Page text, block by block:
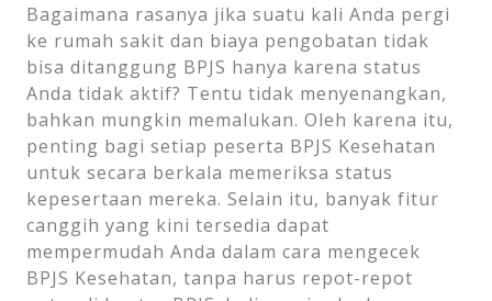
Bagaimana rasanya jika suatu kali Anda pergi
ke rumah sakit dan biaya pengobatan tidak
bisa ditanggung BPJS hanya karena status
Anda tidak aktif? Tentu tidak menyenangkan,
bahkan mungkin memalukan. Oleh karena itu,
penting bagi setiap peserta BPJS Kesehatan
untuk secara berkala memeriksa status
kepesertaan mereka. Selain itu, banyak fitur
canggih yang kini tersedia dapat
mempermudah Anda dalam cara mengecek
BPJS Kesehatan, tanpa harus repot-repot